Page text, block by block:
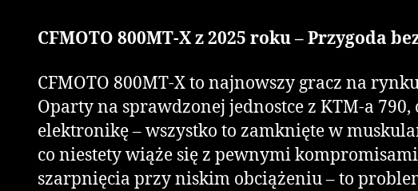
CFMOTO 800MT-X z 2025 roku – Przygoda
CFMOTO 800MT-X to najnowszy gracz na
Oparty na sprawdzonej jednostce z KTM-a
elektronikę – wszystko to zamknięte w
co niestety wiąże się z pewnymi
szarpnięcia przy niskim obciążeniu – to